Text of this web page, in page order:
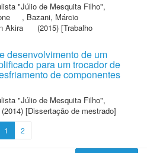
"Júlio de Mesquita Filho",
, Bazani, Márcio
Akira
(2015) [Trabalho
desenvolvimento de um
para um trocador de
de componentes
"Júlio de Mesquita Filho",
(2014) [Dissertação de mestrado]
1 2